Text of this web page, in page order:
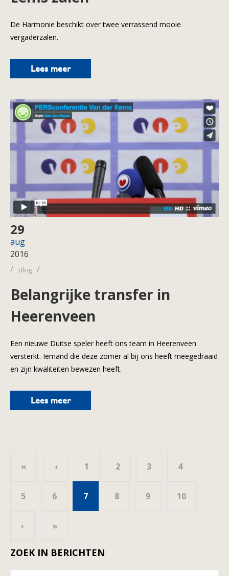
De Harmonie beschikt over twee verrassend mooie
vergaderzalen.
Lees meer
29
aug
2016
/
Blog /
Belangrijke transfer in
Heerenveen
Een nieuwe Duitse speler heeft ons team in Heerenveen
versterkt. Iemand die deze zomer al bij ons heeft meegedraaid
en zijn kwaliteiten bewezen heeft.
Lees meer
« ‹ 1 2 3 4
5 6 7 8 9 10
› »
ZOEK IN BERICHTEN